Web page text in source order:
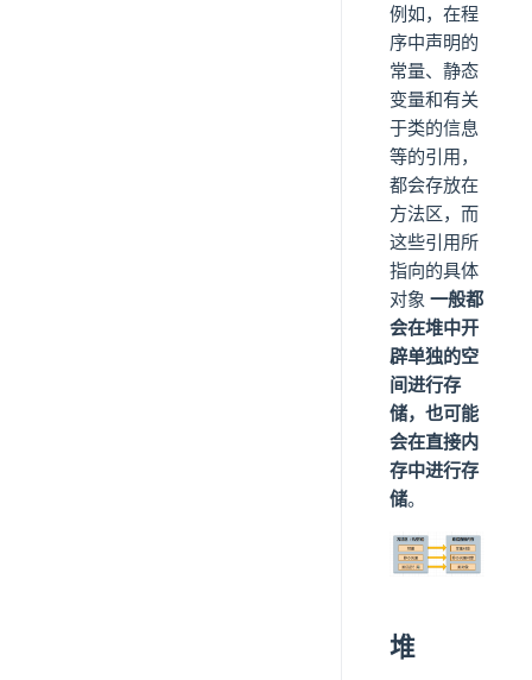
例如，在程
序中声明的
常量、静态
变量和有关
于类的信息
等的引用，
都会存放在
方法区，而
这些引用所
指向的具体
对象 一般都
会在堆中开
辟单独的空
间进行存
储，也可能
会在直接内
存中进行存
储。
堆